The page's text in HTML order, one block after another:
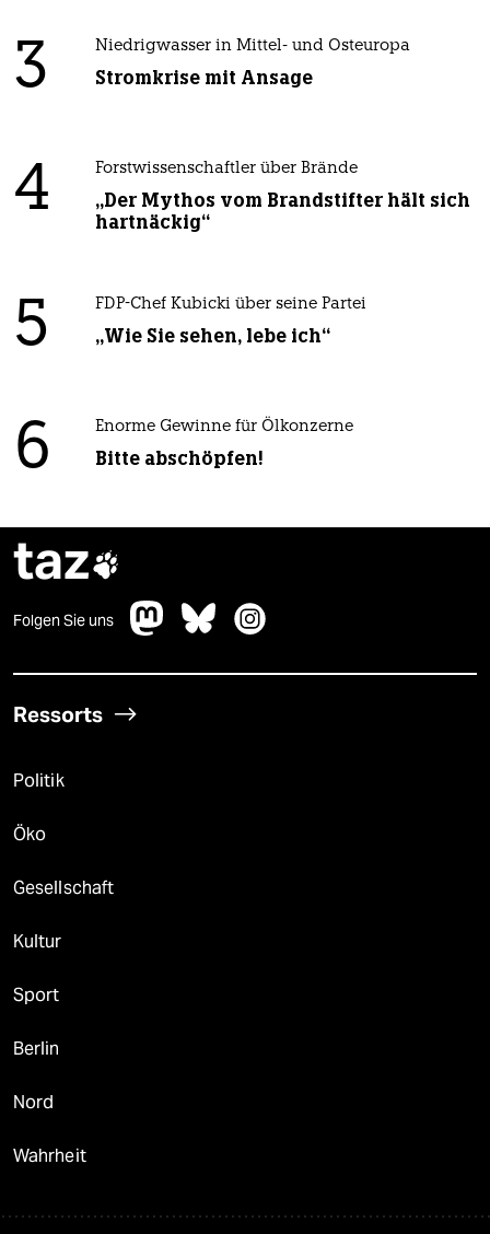
3 Niedrigwasser in Mittel- und Osteuropa
Stromkrise mit Ansage
4 Forstwissenschaftler über Brände
„Der Mythos vom Brandstifter hält sich
hartnäckig“
5 FDP-Chef Kubicki über seine Partei
„Wie Sie sehen, lebe ich“
6 Enorme Gewinne für Ölkonzerne
Bitte abschöpfen!
taz
Folgen Sie uns
Ressorts
Politik
Öko
Gesellschaft
Kultur
Sport
Berlin
Nord
Wahrheit